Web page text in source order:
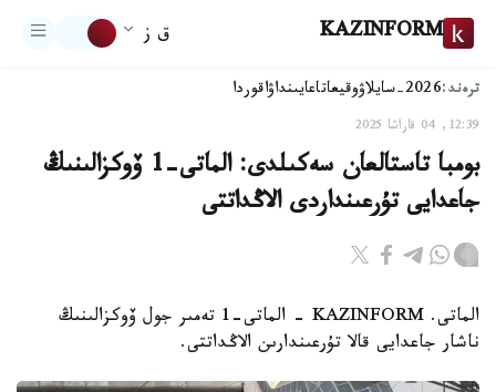
KAZINFORM ق ز
ترەند:2026-سايلاۋ وقيعاتاعايىنداۋاقوردا
12:39, 04 قاراشا 2025
بومبا تاستالعان سەكىلدى: الماتى-1 ۆوكزالىنىڭ
جاعدايى تۇرعىنداردى الاڭداتتى
الماتى. KAZINFORM - الماتى-1 تەمىر جول ۆوكزالىنىڭ
ناشار جاعدايى قالا تۇرعىندارىن الاڭداتتى.